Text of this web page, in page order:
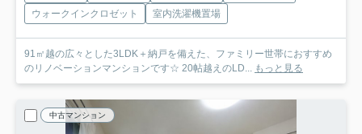
ウォークインクロゼット
室内洗濯機置場
91㎡越の広々とした3LDK＋納戸を備えた、ファミリー世帯におすすめ
のリノベーションマンションです☆ 20帖越えのLD...
もっと見る
中古マンション